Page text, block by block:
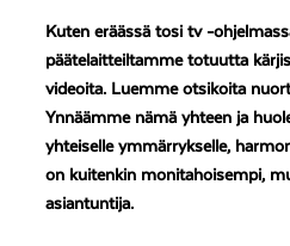
Kuten eräässä tosi tv -
päätelaitteiltamme totuutta
videoita. Luemme otsikoita
Ynnäämme nämä yhteen ja
yhteiselle ymmärrykselle,
on kuitenkin monitahoisempi,
asiantuntija.